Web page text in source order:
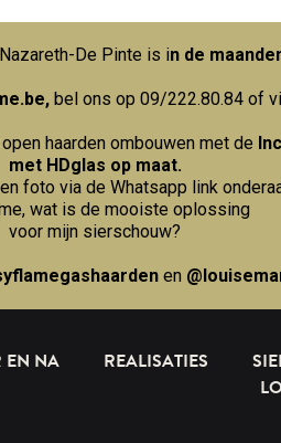
De Pinte is in de
, bel ons op 09/222.80.84 of
haarden ombouwen met de
met HDglas op maat.
foto via de Whatsapp link
wat is de mooiste oplossing
voor mijn sierschouw?
en
EN NA REALISATIES